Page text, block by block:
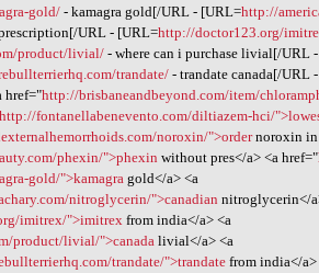
gold/- kamagra gold[/URL - [URL=http://
URL - [URL=http://doctor123.org/
product/livial/ - where can i purchase livial[/URL -
trandate/ - trandate canada[/URL
href="http://brisbaneandbeyond.com/item/
http://fontanellabenevento.com/diltiazem-hci/
noroxin/">ordernoroxin in
phexin/">phexin without pres</a> <a href="
gold/">kamagra gold</a> <a
nitroglycerin/">canadian nitroglycerin</
imitrex/">imitrex from india</a> <a
product/livial/">canadalivial</a> <a
trandate/">trandatefrom india</